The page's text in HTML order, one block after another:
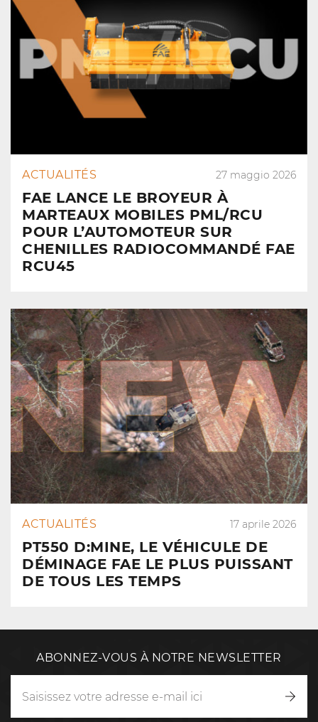
ACTUALITÉS 27 maggio 2026
FAE LANCE LE BROYEUR À
MARTEAUX MOBILES PML/RCU
POUR L’AUTOMOTEUR SUR
CHENILLES RADIOCOMMANDÉ FAE
RCU45
ACTUALITÉS 17 aprile 2026
PT550 D:MINE, LE VÉHICULE DE
DÉMINAGE FAE LE PLUS PUISSANT
DE TOUS LES TEMPS
ABONNEZ-VOUS À NOTRE NEWSLETTER